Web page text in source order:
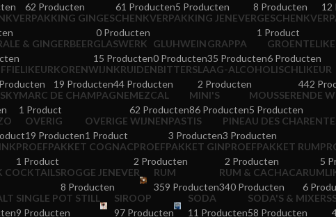
62 Producten
61 Producten5 Producten
8 Producten
12
GINGESCHENKVERPAKKING JENEVER
0 Producten
1 Product
& GINGERBEERGLASWERK
15 Producten
GLUHWEIN
0 Producten
GRAPPA
35 Producten6 Producten
KORENWIJN
19 Producten
KRUIDENBITTERS
44 Producten
LAAG-ALCOHOLISCH
2 Producten
LIKEUR
442
MARC DE CHAMPAGNE
1 Product
MEZCAL
62 Producten
MINI'S
86 Producten
MOUSSERENDE
5 Producten
OVERIG
19 Producten
OVERIGE WIJNEN
1 Product
PASTIS
3 Producten
PINEAU DES
3 Producten
PROEFPAKKET COGNAC
1 Product
PROEFPAKKET GIN
2 Producten
PROEFPAKKET RUM
2 Producten
5
COCKTAILSROGGE JENEVER
8 Producten
RUM
359 Producten
RUM & CACHACA
340 Producten
6
SINGLE POT STILL
9 Producten
SIROOP
97 Producten
SODA
11 Producten
SODA'S & MIXERS
58 Producten